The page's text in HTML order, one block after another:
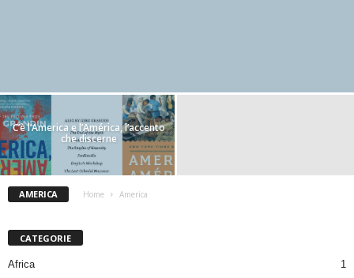
C’è l’America e l’América, l’accento
che discerne
AMERICA Home America
CATEGORIE
Africa
1